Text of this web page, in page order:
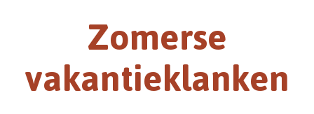
Zomerse
vakantieklanken